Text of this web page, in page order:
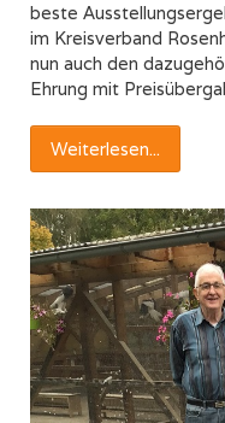
beste
im Kreisverband
nun auch den
Ehrung mit
Weiterlesen...